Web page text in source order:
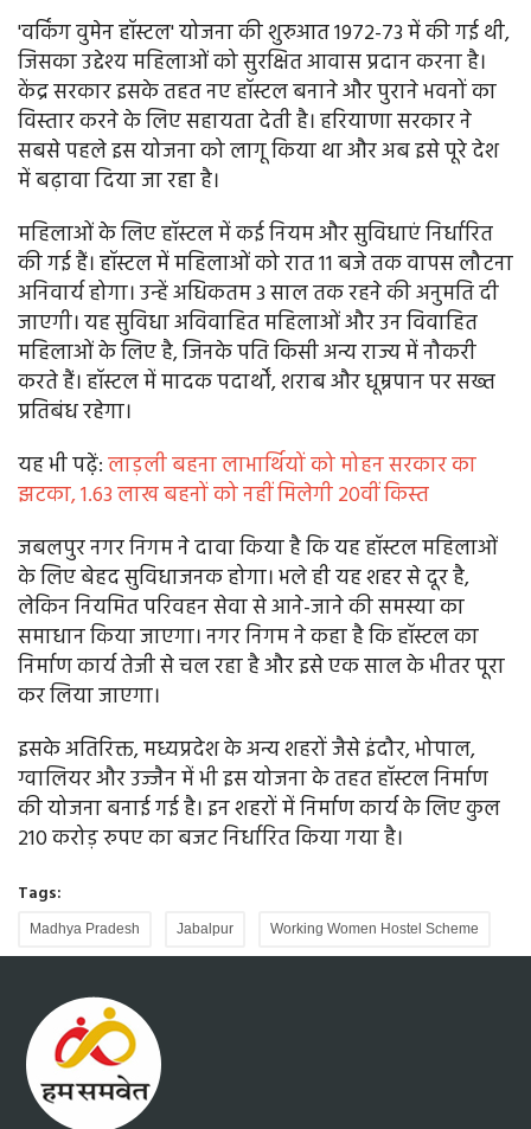
'वर्किंग वुमेन हॉस्टल' योजना की शुरुआत 1972-73 में की गई थी,
जिसका उद्देश्य महिलाओं को सुरक्षित आवास प्रदान करना है।
केंद्र सरकार इसके तहत नए हॉस्टल बनाने और पुराने भवनों का
विस्तार करने के लिए सहायता देती है। हरियाणा सरकार ने
सबसे पहले इस योजना को लागू किया था और अब इसे पूरे देश
में बढ़ावा दिया जा रहा है।
महिलाओं के लिए हॉस्टल में कई नियम और सुविधाएं निर्धारित
की गई हैं। हॉस्टल में महिलाओं को रात 11 बजे तक वापस लौटना
अनिवार्य होगा। उन्हें अधिकतम 3 साल तक रहने की अनुमति दी
जाएगी। यह सुविधा अविवाहित महिलाओं और उन विवाहित
महिलाओं के लिए है, जिनके पति किसी अन्य राज्य में नौकरी
करते हैं। हॉस्टल में मादक पदार्थों, शराब और धूम्रपान पर सख्त
प्रतिबंध रहेगा।
यह भी पढे़ं:लाड़ली बहना लाभार्थियों को मोहन सरकार का
झटका, 1.63 लाख बहनों को नहीं मिलेगी 20वीं किस्त
जबलपुर नगर निगम ने दावा किया है कि यह हॉस्टल महिलाओं
के लिए बेहद सुविधाजनक होगा। भले ही यह शहर से दूर है,
लेकिन नियमित परिवहन सेवा से आने-जाने की समस्या का
समाधान किया जाएगा। नगर निगम ने कहा है कि हॉस्टल का
निर्माण कार्य तेजी से चल रहा है और इसे एक साल के भीतर पूरा
कर लिया जाएगा।
इसके अतिरिक्त, मध्यप्रदेश के अन्य शहरों जैसे इंदौर, भोपाल,
ग्वालियर और उज्जैन में भी इस योजना के तहत हॉस्टल निर्माण
की योजना बनाई गई है। इन शहरों में निर्माण कार्य के लिए कुल
210 करोड़ रुपए का बजट निर्धारित किया गया है।
Tags:
Madhya Pradesh Jabalpur Working Women Hostel Scheme